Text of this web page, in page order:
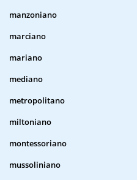
manzoniano
marciano
mariano
mediano
metropolitano
miltoniano
montessoriano
mussoliniano